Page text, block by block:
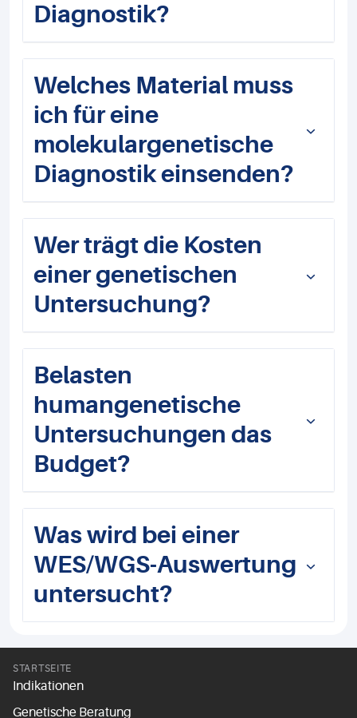
Diagnostik?
Welches Material muss
ich für eine
molekulargenetische
Diagnostik einsenden?
Wer trägt die Kosten
einer genetischen
Untersuchung?
Belasten
humangenetische
Untersuchungen das
Budget?
Was wird bei einer
WES/WGS-Auswertung
untersucht?
STARTSEITE
Indikationen
Genetische Beratung